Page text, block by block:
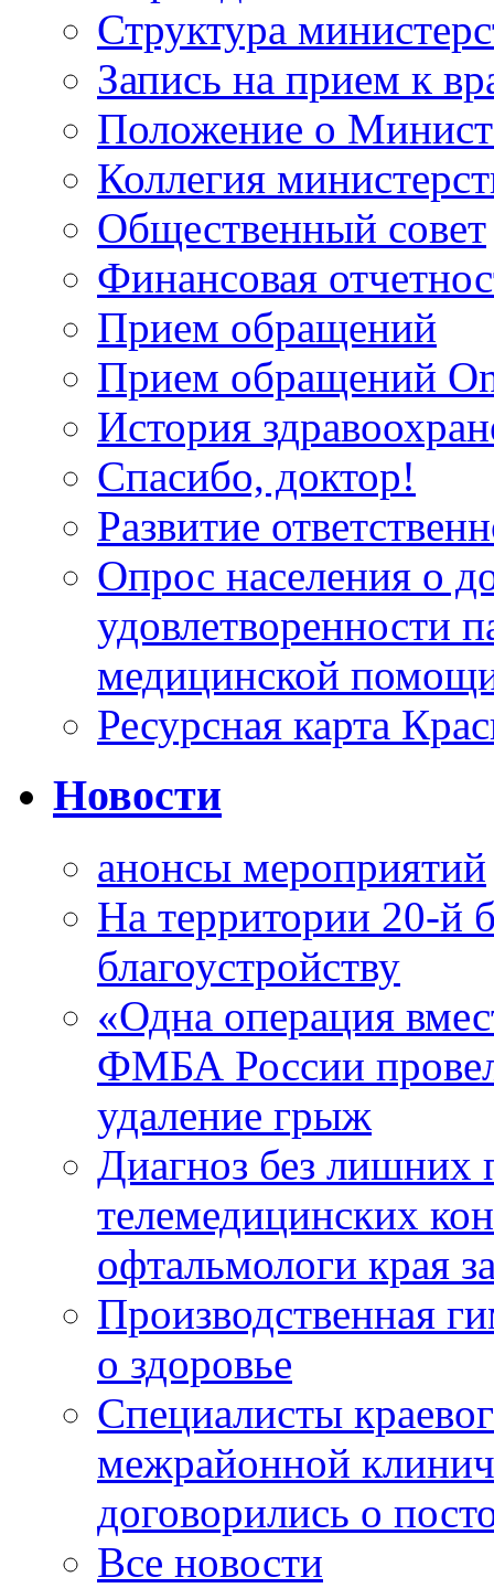
Структура
Запись на прием к
Положение о
Коллегия
Общественный совет
Финансовая
Прием обращений
Прием обращений
История
Спасибо, доктор!
Развитие
Опрос населения о
удовлетворенности
медицинской
Ресурсная карта
Новости
анонсы мероприятий
На территории 20-й
благоустройству
«Одна операция
ФМБА России
удаление грыж
Диагноз без лишних
телемедицинских
офтальмологи края
Производственная
о здоровье
Специалисты
межрайонной
договорились о
Все новости